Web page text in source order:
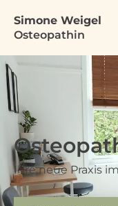
InhaltSimone Weigel
Osteopathin
Ihre neue Praxis